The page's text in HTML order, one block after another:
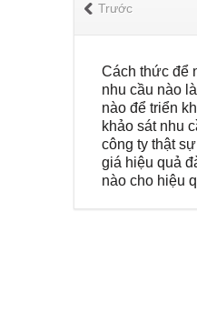
Trước
Cách thức để
nhu cầu nào
nào để triển
khảo sát nhu
công ty thật
giá hiệu quả
nào cho hiệu